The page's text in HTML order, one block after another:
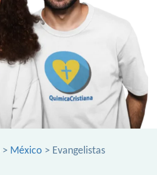
> México > Evangelistas